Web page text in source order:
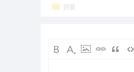
回复